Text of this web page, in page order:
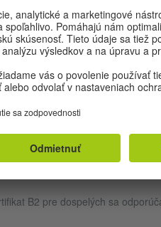
z nemčiny pre mládež a
k dispozícii pre všetkých
vek a nezávisle od toho,
B2 pre dospelých sa